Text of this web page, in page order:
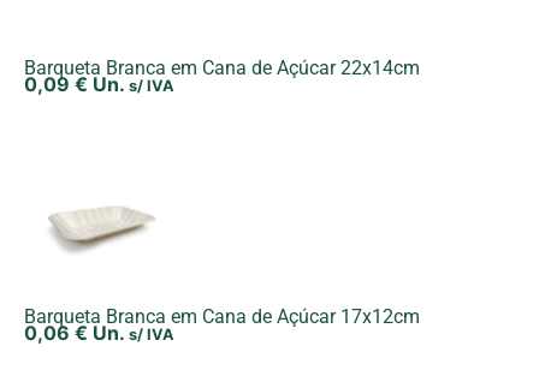
Barqueta Branca em Cana de Açúcar 22x14cm
0,09 € Un. s/ IVA
Barqueta Branca em Cana de Açúcar 17x12cm
0,06 € Un. s/ IVA